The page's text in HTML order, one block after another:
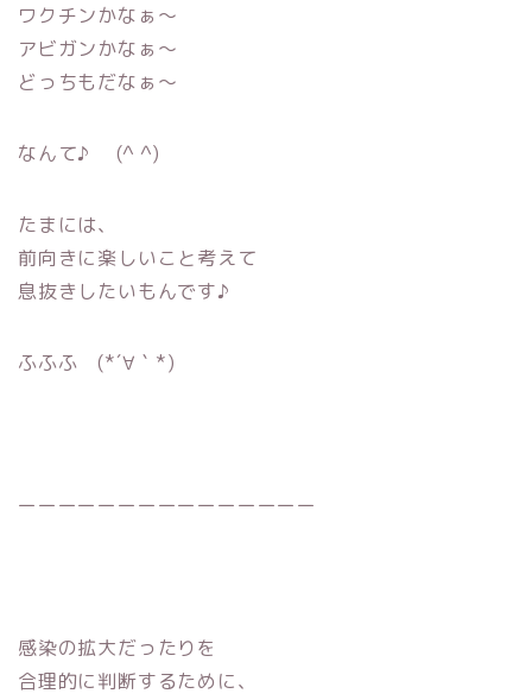
ワクチンかなぁ〜
アビガンかなぁ〜
どっちもだなぁ〜
なんて♪ (^ ^)
たまには、
前向きに楽しいこと考えて
息抜きしたいもんです♪
ふふふ (*´∀｀*)
ーーーーーーーーーーーーーーー
感染の拡大だったりを
合理的に判断するために、